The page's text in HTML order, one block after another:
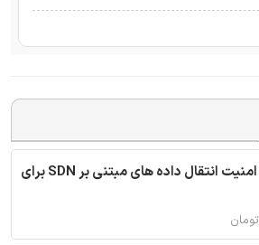
ترجمه مقاله امنیت انتقال داده های مبتنی بر SDN برای